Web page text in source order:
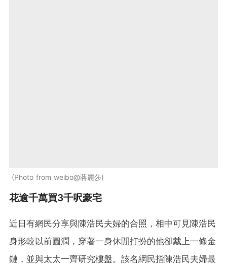
Photo from weibo@蔣麗莎
花逾千萬買3千呎豪宅
近日有網民分享與陳浩民夫婦的合照，相中可見陳浩民
身形較以前圓潤，穿著一身休閒打扮的他卻戴上一條金
鏈，並與太太一齊研究樓盤。該名網民指陳浩民夫婦最